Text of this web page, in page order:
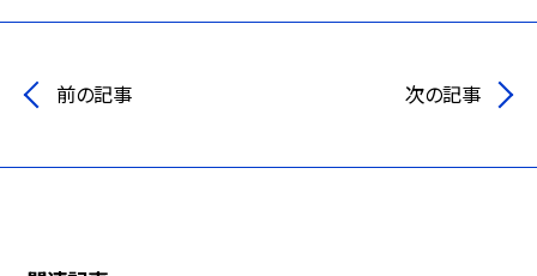
前の記事 次の記事